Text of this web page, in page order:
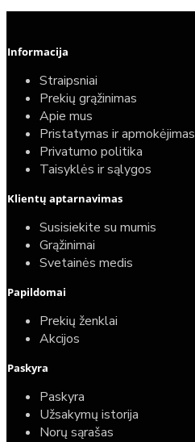
Informacija
Straipsniai
Prekių grąžinimas
Apie mus
Pristatymas ir apmokėjimas
Privatumo politika
Taisyklės ir sąlygos
Klientų aptarnavimas
Susisiekite su mumis
Grąžinimai
Svetainės medis
Papildomai
Prekių ženklai
Akcijos
Paskyra
Paskyra
Užsakymų istorija
Norų sąrašas